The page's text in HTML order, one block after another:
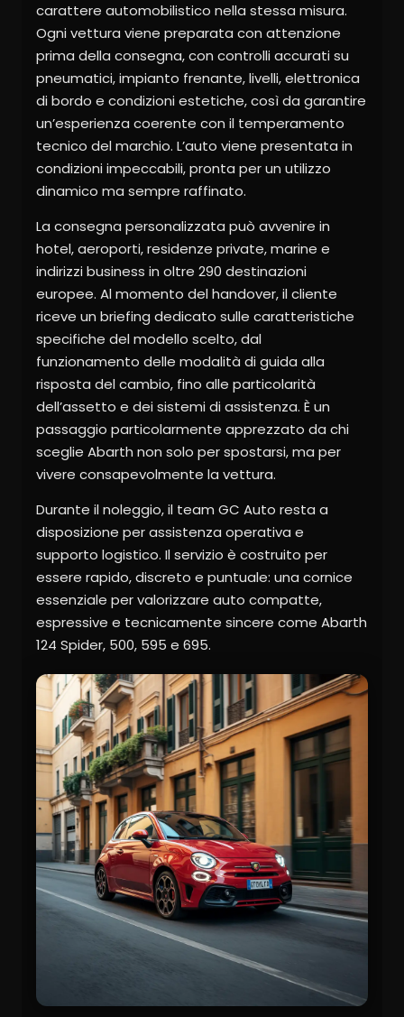
carattere automobilistico nella stessa misura.
Ogni vettura viene preparata con attenzione
prima della consegna, con controlli accurati su
pneumatici, impianto frenante, livelli, elettronica
di bordo e condizioni estetiche, così da garantire
un’esperienza coerente con il temperamento
tecnico del marchio. L’auto viene presentata in
condizioni impeccabili, pronta per un utilizzo
dinamico ma sempre raffinato.
La consegna personalizzata può avvenire in
hotel, aeroporti, residenze private, marine e
indirizzi business in oltre 290 destinazioni
europee. Al momento del handover, il cliente
riceve un briefing dedicato sulle caratteristiche
specifiche del modello scelto, dal
funzionamento delle modalità di guida alla
risposta del cambio, fino alle particolarità
dell’assetto e dei sistemi di assistenza. È un
passaggio particolarmente apprezzato da chi
sceglie Abarth non solo per spostarsi, ma per
vivere consapevolmente la vettura.
Durante il noleggio, il team GC Auto resta a
disposizione per assistenza operativa e
supporto logistico. Il servizio è costruito per
essere rapido, discreto e puntuale: una cornice
essenziale per valorizzare auto compatte,
espressive e tecnicamente sincere come Abarth
124 Spider, 500, 595 e 695.